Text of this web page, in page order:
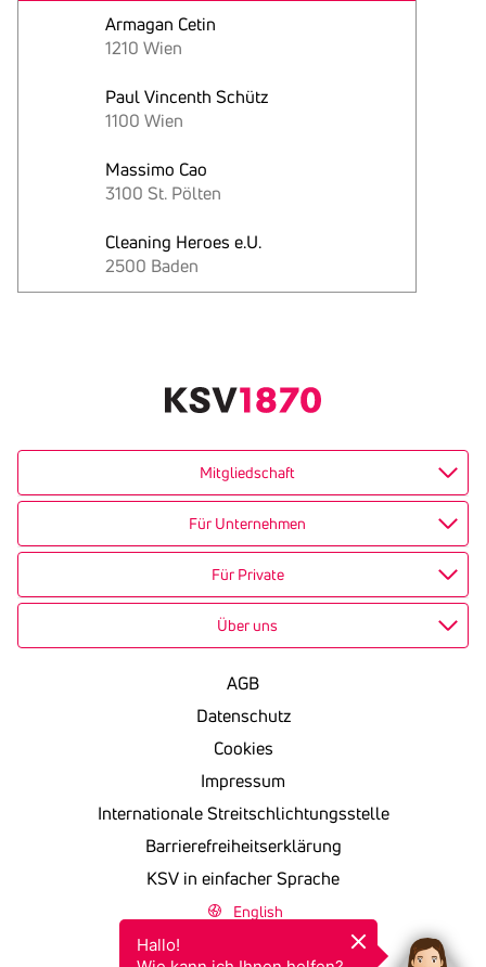
Armagan Cetin
1210 Wien
Paul Vincenth Schütz
1100 Wien
Massimo Cao
3100 St. Pölten
Cleaning Heroes e.U.
2500 Baden
Mitgliedschaft
Für Unternehmen
Für Private
Über uns
English
AGB
Datenschutz
Cookies
Impressum
Internationale Streitschlichtungsstelle
Barrierefreiheitserklärung
KSV in einfacher Sprache
Hallo!